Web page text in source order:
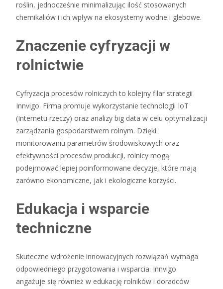
roślin, jednocześnie minimalizując ilość stosowanych
chemikaliów i ich wpływ na ekosystemy wodne i glebowe.
Znaczenie cyfryzacji w
rolnictwie
Cyfryzacja procesów rolniczych to kolejny filar strategii
Innvigo. Firma promuje wykorzystanie technologii IoT
(Internetu rzeczy) oraz analizy big data w celu optymalizacji
zarządzania gospodarstwem rolnym. Dzięki
monitorowaniu parametrów środowiskowych oraz
efektywności procesów produkcji, rolnicy mogą
podejmować lepiej poinformowane decyzje, które mają
zarówno ekonomiczne, jak i ekologiczne korzyści.
Edukacja i wsparcie
techniczne
Skuteczne wdrożenie innowacyjnych rozwiązań wymaga
odpowiedniego przygotowania i wsparcia. Innvigo
angażuje się również w edukację rolników i doradców